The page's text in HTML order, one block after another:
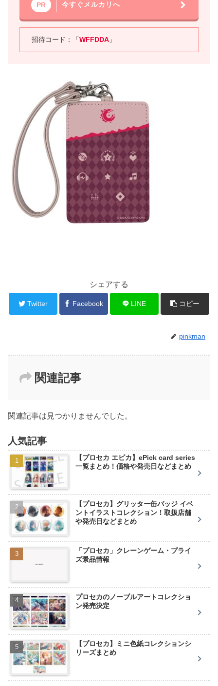
PR 今すぐメルカリへ
招待コード：「WFFDDA 」
シェアする
Twitter Facebook LINE コピー
pinkman
関連記事
関連記事は見つかりませんでした。
人気記事
【プロセカ エピカ】ePick card series
一覧まとめ！価格や発売日などまとめ
【プロセカ】グリッター缶バッジ イベ
ントイラストコレクション！取扱店舗
や発売日などまとめ
「プロセカ」クレーンゲーム・プライ
ズ景品情報
プロセカのノーブルアートコレクショ
ン発売決定
【プロセカ】ミニ色紙コレクションシ
リーズまとめ